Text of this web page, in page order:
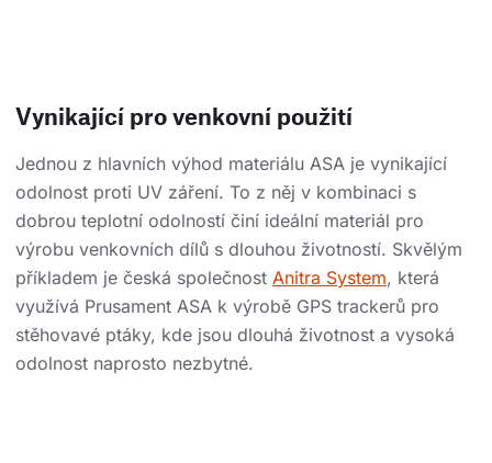
Vynikající pro venkovní použití
Jednou z hlavních výhod materiálu ASA je vynikající
odolnost proti UV záření. To z něj v kombinaci s
dobrou teplotní odolností činí ideální materiál pro
výrobu venkovních dílů s dlouhou životností. Skvělým
příkladem je česká společnost Anitra System, která
využívá Prusament ASA k výrobě GPS trackerů pro
stěhovavé ptáky, kde jsou dlouhá životnost a vysoká
odolnost naprosto nezbytné.